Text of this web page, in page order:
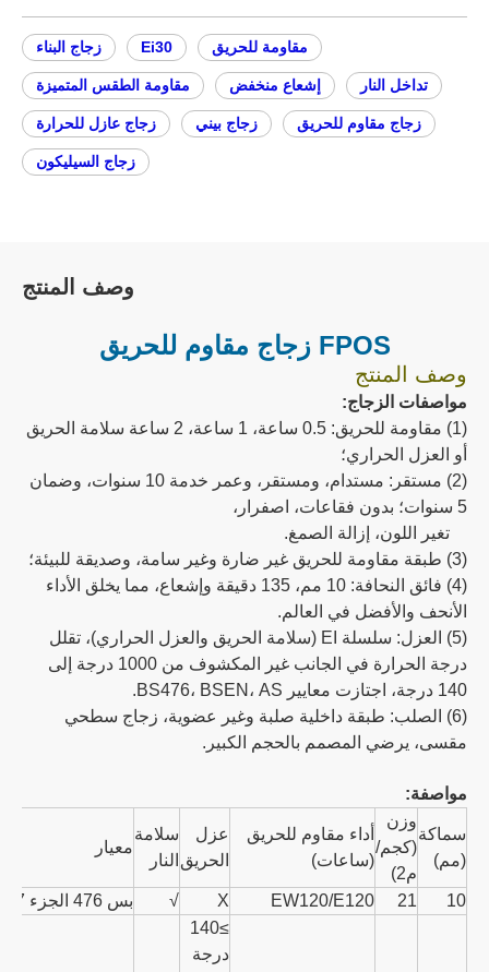
زجاج البناء Ei30 مقاومة للحريق
مقاومة الطقس المتميزة إشعاع منخفض تداخل النار
زجاج عازل للحرارة زجاج بيني زجاج مقاوم للحريق
زجاج السيليكون
وصف المنتج
FPOS زجاج مقاوم للحريق
وصف المنتج
مواصفات الزجاج:
(1) مقاومة للحريق: 0.5 ساعة، 1 ساعة، 2 ساعة سلامة الحريق
أو العزل الحراري؛
(2) مستقر: مستدام، ومستقر، وعمر خدمة 10 سنوات، وضمان
5 سنوات؛ بدون فقاعات، اصفرار،
تغير اللون، إزالة الصمغ.
(3) طبقة مقاومة للحريق غير ضارة وغير سامة، وصديقة للبيئة؛
(4) فائق النحافة: 10 مم، 135 دقيقة وإشعاع، مما يخلق الأداء
الأنحف والأفضل في العالم.
(5) العزل: سلسلة EI (سلامة الحريق والعزل الحراري)، تقلل
درجة الحرارة في الجانب غير المكشوف من 1000 درجة إلى
140 درجة، اجتازت معايير BS476، BSEN، AS.
(6) الصلب: طبقة داخلية صلبة وغير عضوية، زجاج سطحي
مقسى، يرضي المصمم بالحجم الكبير.
مواصفة:
سماكة
(مم)
وزن
(كجم/
م2)
أداء مقاوم للحريق
(ساعات)
عزل
الحريق
سلامة
النار
معيار
10
21
EW120/E120
X
√ بس 476 الجزء 22:1987
≥140
درجة